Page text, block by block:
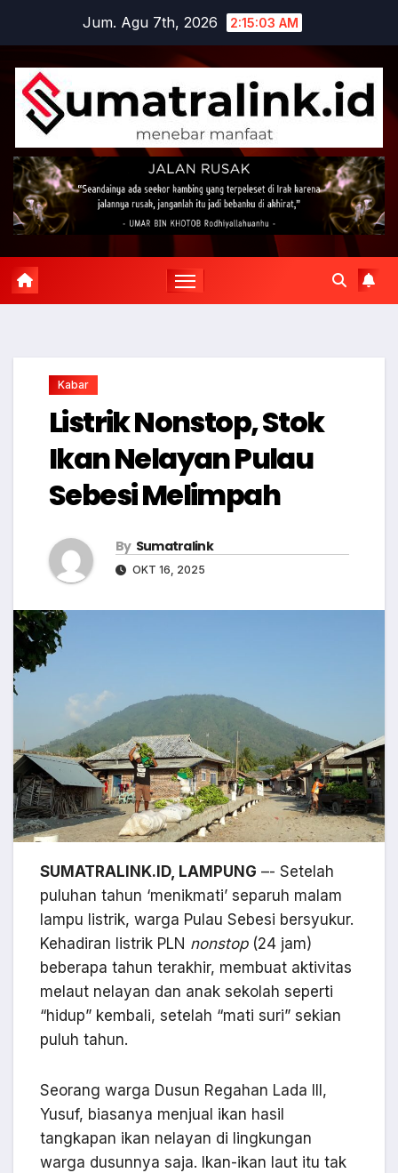
content
Jum. Agu 7th, 2026 2:15:04 AM
Kabar
Listrik Nonstop, Stok
Ikan Nelayan Pulau
Sebesi Melimpah
By Sumatralink
OKT 16, 2025
SUMATRALINK.ID, LAMPUNG –- Setelah
puluhan tahun ‘menikmati’ separuh malam
lampu listrik, warga Pulau Sebesi bersyukur.
Kehadiran listrik PLN nonstop(24 jam)
beberapa tahun terakhir, membuat aktivitas
melaut nelayan dan anak sekolah seperti
“hidup” kembali, setelah “mati suri” sekian
puluh tahun.
Seorang warga Dusun Regahan Lada III,
Yusuf, biasanya menjual ikan hasil
tangkapan ikan nelayan di lingkungan
warga dusunnya saja. Ikan-ikan laut itu tak